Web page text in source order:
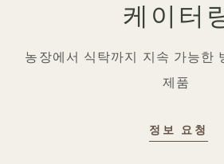
케이터
농장에서 식탁까지 지속 가능한
제품
정보 요청